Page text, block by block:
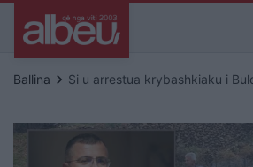
Ballina keyboard_arrow_right Si u arrestua krybashkiaku i